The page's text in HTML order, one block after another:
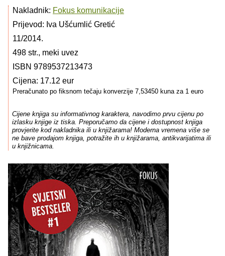
Nakladnik: Fokus komunikacije
Prijevod: Iva Ušćumlić Gretić
11/2014.
498 str., meki uvez
ISBN 9789537213473
Cijena: 17.12 eur
Preračunato po fiksnom tečaju konverzije 7,53450 kuna za 1 euro
Cijene knjiga su informativnog karaktera, navodimo prvu cijenu po
izlasku knjige iz tiska. Preporučamo da cijene i dostupnost knjiga
provjerite kod nakladnika ili u knjižarama! Moderna vremena više se
ne bave prodajom knjiga, potražite ih u knjižarama, antikvarijatima ili
u knjižnicama.